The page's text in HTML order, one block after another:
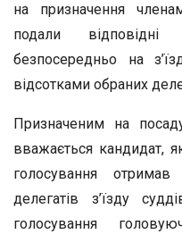
на призначення
подали
безпосередньо на
відсотками обраних
Призначеним на
вважається кандидат,
голосування отримав
делегатів з’їзду
голосування